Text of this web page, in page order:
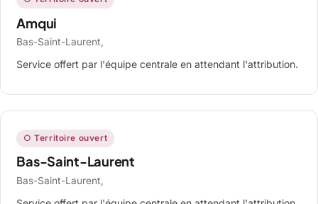
Amqui
Bas-Saint-Laurent,
Service offert par l'équipe centrale en attendant l'attribution.
○ Territoire ouvert
Bas-Saint-Laurent
Bas-Saint-Laurent,